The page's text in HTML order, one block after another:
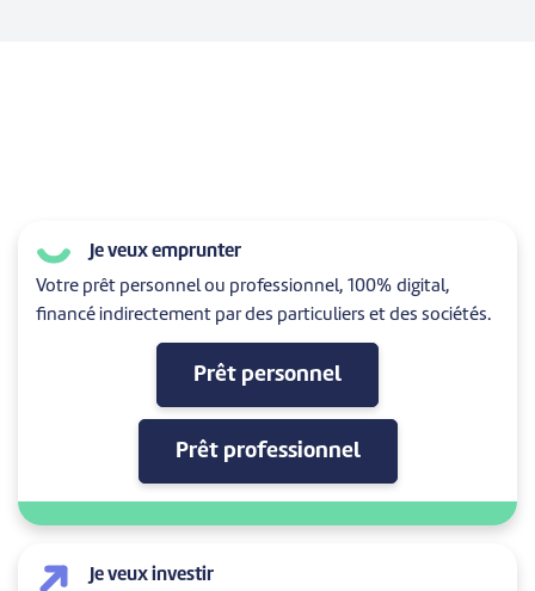
Je veux emprunter
Votre prêt personnel ou professionnel, 100% digital,
financé indirectement par des particuliers et des sociétés.
Prêt personnel
Prêt professionnel
Je veux investir